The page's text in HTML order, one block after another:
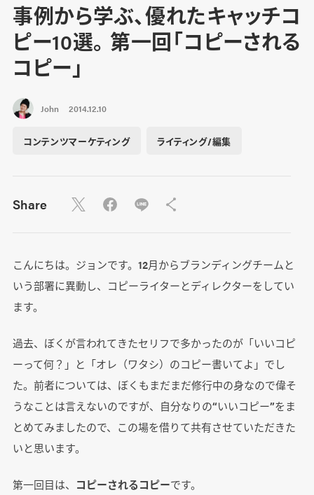
事例から学ぶ、優れたキャッチコ
ピー10選。 第一回「コピーされる
コピー」
John 2014.12.10
コンテンツマーケティング ライティング/編集
Share
こんにちは。ジョンです。12月からブランディングチームと
いう部署に異動し、コピーライターとディレクターをしてい
ます。
過去、ぼくが言われてきたセリフで多かったのが「いいコピ
ーって何？」と「オレ（ワタシ）のコピー書いてよ」でし
た。前者については、ぼくもまだまだ修行中の身なので偉そ
うなことは言えないのですが、自分なりの“いいコピー”をま
とめてみましたので、この場を借りて共有させていただきた
いと思います。
第一回目は、 コピーされるコピーです。